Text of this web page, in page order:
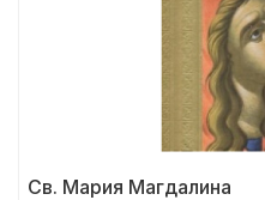
Св. Мария Магдалина